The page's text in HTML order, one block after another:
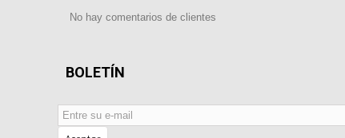
No hay comentarios de clientes
BOLETÍN